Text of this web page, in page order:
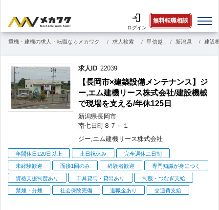
ログイン
無料転職相談
重機・建機の求人・転職ならメカワク 求人検索 甲信越 新潟県 建設
求人ID 22039
【長岡市×建築設備メンテナンス】ジ
ー,エム建機リース株式会社/建設機械
で現場を支える/年休125日
新潟県長岡市
南七日町８７－１
ジー,エム建機リース株式会社
だ
わ
り
年間休日120日以上 土日祝休み 完全週休二日制
未経験歓迎 面接1回のみ 経験者歓迎 専門知識が身につく
資格支援制度あり 工具貸与・貸出あり 制服・つなぎ支給
禁煙・分煙 社会保険完備 退職金あり 交通費支給